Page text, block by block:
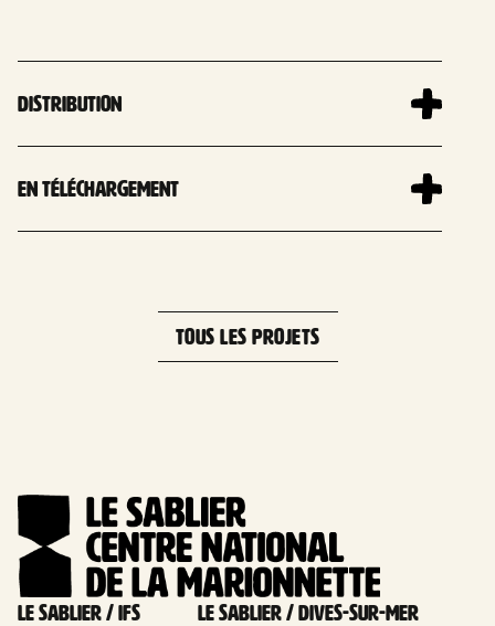
Distribution
En téléchargement
TOUS LES PROJETS
Le Sablier / Ifs Le Sablier / Dives-sur-mer